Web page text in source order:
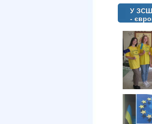
У
-